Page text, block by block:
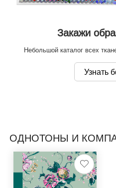
Закажи
Небольшой каталог всех
Узнать
ОДНОТОНЫ И